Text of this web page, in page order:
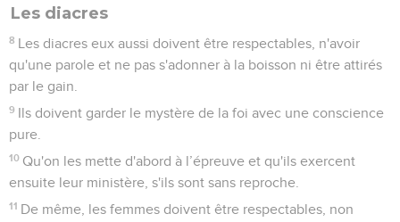
Les diacres
8 Les diacres eux aussi doivent être respectables, n'avoir
qu'une parole et ne pas s'adonner à la boisson ni être attirés
par le gain.
9 Ils doivent garder le mystère de la foi avec une conscience
pure.
10 Qu'on les mette d'abord à l’épreuve et qu'ils exercent
ensuite leur ministère, s'ils sont sans reproche.
11 De même, les femmes doivent être respectables, non